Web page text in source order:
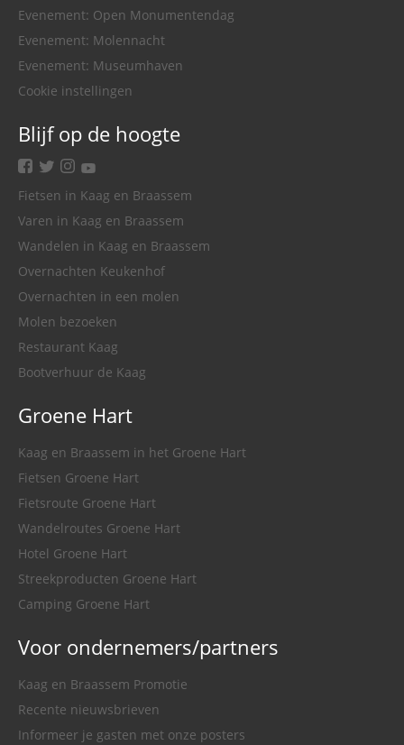
Evenement: Open Monumentendag
Evenement: Molennacht
Evenement: Museumhaven
Cookie instellingen
Blijf op de hoogte
facebook
twitterinstagram
youtube
Fietsen in Kaag en Braassem
Varen in Kaag en Braassem
Wandelen in Kaag en Braassem
Overnachten Keukenhof
Overnachten in een molen
Molen bezoeken
Restaurant Kaag
Bootverhuur de Kaag
Groene Hart
Kaag en Braassem in het Groene Hart
Fietsen Groene Hart
Fietsroute Groene Hart
Wandelroutes Groene Hart
Hotel Groene Hart
Streekproducten Groene Hart
Camping Groene Hart
Voor ondernemers/partners
Kaag en Braassem Promotie
Recente nieuwsbrieven
Informeer je gasten met onze posters